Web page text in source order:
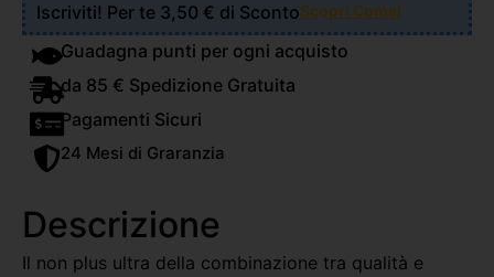
Iscriviti! Per te 3,50 € di ScontoScopri Come!
Guadagna punti per ogni acquisto
da 85 € Spedizione Gratuita
Pagamenti Sicuri
24 Mesi di Graranzia
Descrizione
Il non plus ultra della combinazione tra qualità e